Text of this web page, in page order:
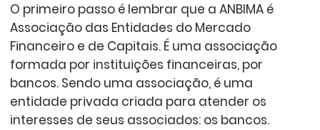
O primeiro passo é lembrar que a ANBIMA é
Associação das Entidades do Mercado
Financeiro e de Capitais. É uma associação
formada por instituições financeiras, por
bancos. Sendo uma associação, é uma
entidade privada criada para atender os
interesses de seus associados: os bancos.